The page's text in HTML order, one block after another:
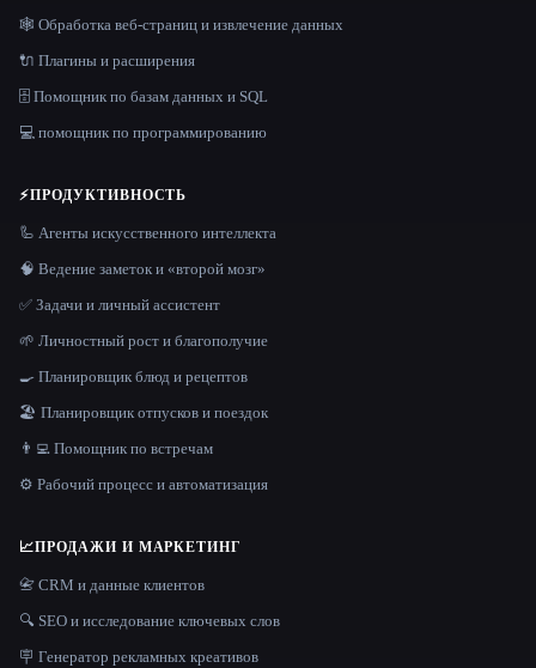
🕸️ Обработка веб-страниц и извлечение данных
🔌 Плагины и расширения
🗄️ Помощник по базам данных и SQL
💻 помощник по программированию
⚡ПРОДУКТИВНОСТЬ
🦾 Агенты искусственного интеллекта
🧠 Ведение заметок и «второй мозг»
✅ Задачи и личный ассистент
🌱 Личностный рост и благополучие
🍳 Планировщик блюд и рецептов
🏖 Планировщик отпусков и поездок
👨‍💻 Помощник по встречам
⚙️ Рабочий процесс и автоматизация
📈ПРОДАЖИ И МАРКЕТИНГ
📇 CRM и данные клиентов
🔍 SEO и исследование ключевых слов
🪧 Генератор рекламных креативов